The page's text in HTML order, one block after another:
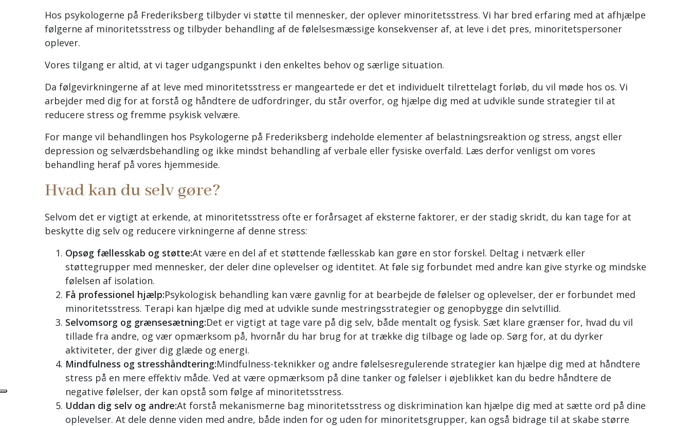
Hos psykologerne på Frederiksberg tilbyder vi støtte til mennesker, der oplever minoritetsstress. Vi har bred erfaring med at afhjælpe
følgerne af minoritetsstress og tilbyder behandling af de følelsesmæssige konsekvenser af, at leve i det pres, minoritetspersoner
oplever.
Vores tilgang er altid, at vi tager udgangspunkt i den enkeltes behov og særlige situation.
Da følgevirkningerne af at leve med minoritetsstress er mangeartede er det et individuelt tilrettelagt forløb, du vil møde hos os. Vi
arbejder med dig for at forstå og håndtere de udfordringer, du står overfor, og hjælpe dig med at udvikle sunde strategier til at
reducere stress og fremme psykisk velvære.
For mange vil behandlingen hos Psykologerne på Frederiksberg indeholde elementer af belastningsreaktion og stress, angst eller
depression og selværdsbehandling og ikke mindst behandling af verbale eller fysiske overfald. Læs derfor venligst om vores
behandling heraf på vores hjemmeside.
Hvad kan du selv gøre?
Selvom det er vigtigt at erkende, at minoritetsstress ofte er forårsaget af eksterne faktorer, er der stadig skridt, du kan tage for at
beskytte dig selv og reducere virkningerne af denne stress:
Opsøg fællesskab og støtte:At være en del af et støttende fællesskab kan gøre en stor forskel. Deltag i netværk eller
støttegrupper med mennesker, der deler dine oplevelser og identitet. At føle sig forbundet med andre kan give styrke og mindske
følelsen af isolation.
Få professionel hjælp:Psykologisk behandling kan være gavnlig for at bearbejde de følelser og oplevelser, der er forbundet med
minoritetsstress. Terapi kan hjælpe dig med at udvikle sunde mestringsstrategier og genopbygge din selvtillid.
Selvomsorg og grænsesætning:Det er vigtigt at tage vare på dig selv, både mentalt og fysisk. Sæt klare grænser for, hvad du vil
tillade fra andre, og vær opmærksom på, hvornår du har brug for at trække dig tilbage og lade op. Sørg for, at du dyrker
aktiviteter, der giver dig glæde og energi.
Mindfulness og stresshåndtering:Mindfulness-teknikker og andre følelsesregulerende strategier kan hjælpe dig med at håndtere
stress på en mere effektiv måde. Ved at være opmærksom på dine tanker og følelser i øjeblikket kan du bedre håndtere de
negative følelser, der kan opstå som følge af minoritetsstress.
Uddan dig selv og andre:At forstå mekanismerne bag minoritetsstress og diskrimination kan hjælpe dig med at sætte ord på dine
oplevelser. At dele denne viden med andre, både inden for og uden for minoritetsgrupper, kan også bidrage til at skabe større